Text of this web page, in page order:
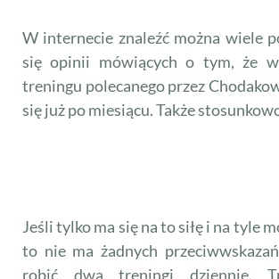
W internecie znaleźć można wiele
się opinii mówiących o tym, że
treningu polecanego przez
się już po miesiącu. Także
Jeśli tylko ma się na to siłę i na tyle
to nie ma żadnych
robić dwa treningi dziennie.